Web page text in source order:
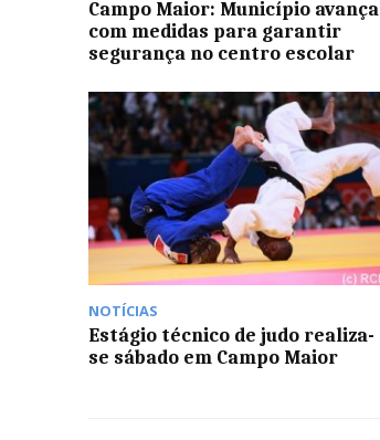
Campo Maior: Município avança
com medidas para garantir
segurança no centro escolar
NOTÍCIAS
Estágio técnico de judo realiza-
se sábado em Campo Maior